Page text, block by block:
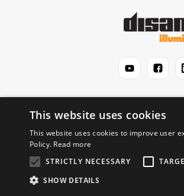
This website uses cookies
This website uses cookies to improve user
Policy. Read more
STRICTLY NECESSARY
SHOW DETAILS